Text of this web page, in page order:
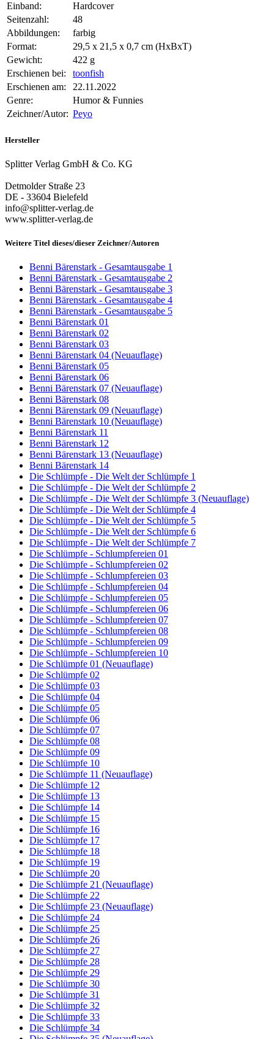
Einband:
Hardcover
Seitenzahl:
48
Abbildungen:
farbig
Format:
29,5 x 21,5 x 0,7 cm (HxBxT)
Gewicht:
422 g
Erschienen bei:
toonfish
Erschienen am:
22.11.2022
Genre:
Humor & Funnies
Zeichner/Autor: Peyo
Hersteller
Splitter Verlag GmbH & Co. KG
Detmolder Straße 23
DE - 33604 Bielefeld
info@splitter-verlag.de
www.splitter-verlag.de
Weitere Titel dieses/dieser Zeichner/Autoren
Benni Bärenstark - Gesamtausgabe 1
Benni Bärenstark - Gesamtausgabe 2
Benni Bärenstark - Gesamtausgabe 3
Benni Bärenstark - Gesamtausgabe 4
Benni Bärenstark - Gesamtausgabe 5
Benni Bärenstark 01
Benni Bärenstark 02
Benni Bärenstark 03
Benni Bärenstark 04 (Neuauflage)
Benni Bärenstark 05
Benni Bärenstark 06
Benni Bärenstark 07 (Neuauflage)
Benni Bärenstark 08
Benni Bärenstark 09 (Neuauflage)
Benni Bärenstark 10 (Neuauflage)
Benni Bärenstark 11
Benni Bärenstark 12
Benni Bärenstark 13 (Neuauflage)
Benni Bärenstark 14
Die Schlümpfe - Die Welt der Schlümpfe 1
Die Schlümpfe - Die Welt der Schlümpfe 2
Die Schlümpfe - Die Welt der Schlümpfe 3 (Neuauflage)
Die Schlümpfe - Die Welt der Schlümpfe 4
Die Schlümpfe - Die Welt der Schlümpfe 5
Die Schlümpfe - Die Welt der Schlümpfe 6
Die Schlümpfe - Die Welt der Schlümpfe 7
Die Schlümpfe - Schlumpfereien 01
Die Schlümpfe - Schlumpfereien 02
Die Schlümpfe - Schlumpfereien 03
Die Schlümpfe - Schlumpfereien 04
Die Schlümpfe - Schlumpfereien 05
Die Schlümpfe - Schlumpfereien 06
Die Schlümpfe - Schlumpfereien 07
Die Schlümpfe - Schlumpfereien 08
Die Schlümpfe - Schlumpfereien 09
Die Schlümpfe - Schlumpfereien 10
Die Schlümpfe 01 (Neuauflage)
Die Schlümpfe 02
Die Schlümpfe 03
Die Schlümpfe 04
Die Schlümpfe 05
Die Schlümpfe 06
Die Schlümpfe 07
Die Schlümpfe 08
Die Schlümpfe 09
Die Schlümpfe 10
Die Schlümpfe 11 (Neuauflage)
Die Schlümpfe 12
Die Schlümpfe 13
Die Schlümpfe 14
Die Schlümpfe 15
Die Schlümpfe 16
Die Schlümpfe 17
Die Schlümpfe 18
Die Schlümpfe 19
Die Schlümpfe 20
Die Schlümpfe 21 (Neuauflage)
Die Schlümpfe 22
Die Schlümpfe 23 (Neuauflage)
Die Schlümpfe 24
Die Schlümpfe 25
Die Schlümpfe 26
Die Schlümpfe 27
Die Schlümpfe 28
Die Schlümpfe 29
Die Schlümpfe 30
Die Schlümpfe 31
Die Schlümpfe 32
Die Schlümpfe 33
Die Schlümpfe 34